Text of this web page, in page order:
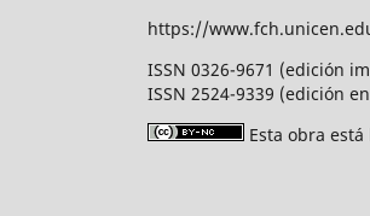
https://
ISSN 0326-9671 (edición
ISSN 2524-9339 (edición
Esta obra